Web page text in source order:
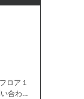
ロア１
合わ